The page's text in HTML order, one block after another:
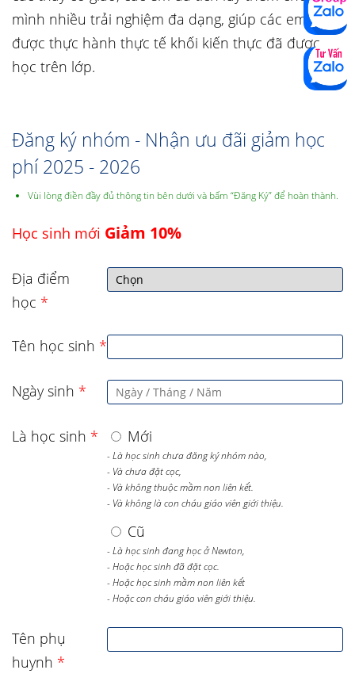
mình nhiều trải nghiệm đa dạng, giúp các em có
được thực hành thực tế khối kiến thực đã được
học trên lớp.
Đăng ký nhóm - Nhận ưu đãi giảm học
phí 2025 - 2026
Vùi lòng điền đầy đủ thông tin bên dưới và bấm “Đăng Ký” để hoàn thành.
Học sinh mới Giảm 10%
Địa điểm
học *
Tên học sinh *
Ngày sinh *
Là học sinh * Mới
- Là học sinh chưa đăng ký nhóm nào,
- Và chưa đặt cọc,
- Và không thuộc mầm non liên kết.
- Và không là con cháu giáo viên giới thiệu.
Cũ
- Là học sinh đang học ở Newton,
- Hoặc học sinh đã đặt cọc.
- Hoặc học sinh mầm non liên kết
- Hoặc con cháu giáo viên giới thiệu.
Tên phụ
huynh *